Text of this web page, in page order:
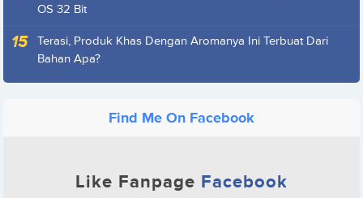
OS 32 Bit
Terasi, Produk Khas Dengan Aromanya Ini Terbuat Dari
Bahan Apa?
Find Me On Facebook
Like Fanpage Facebook